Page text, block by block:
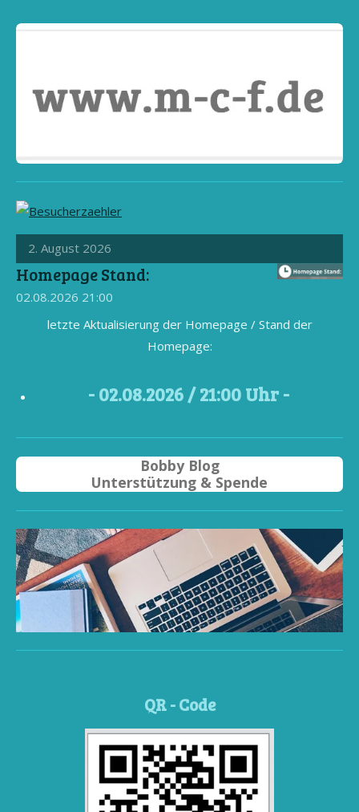
2. August 2026
Homepage Stand:
02.08.2026 21:00
letzte Aktualisierung der Homepage / Stand der
Homepage:
- 02.08.2026 / 21:00 Uhr -
Bobby Blog
Unterstützung & Spende
QR - Code